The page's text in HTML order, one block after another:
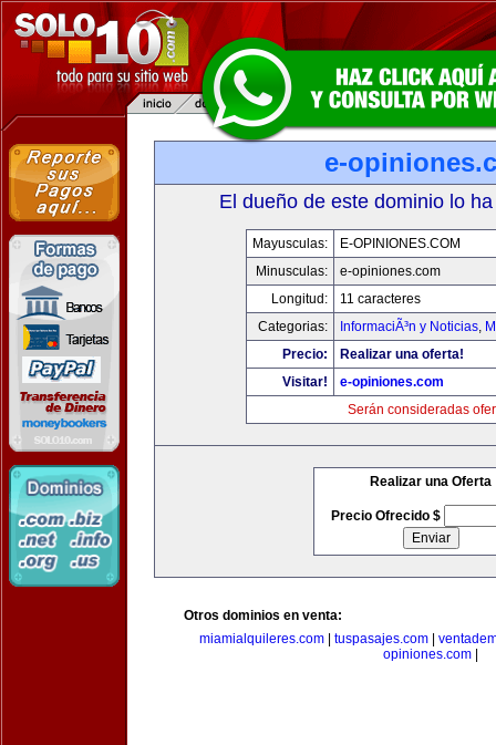
e-
El dueño de este dominio lo
Mayusculas:
E-OPINIONES.COM
Minusculas:
e-opiniones.com
Longitud:
11 caracteres
Categorias:
InformaciÃ³n y Noticias,
Precio:
Realizar una oferta!
Visitar!
e-opiniones.com
Serán consideradas
Realizar una Oferta
Precio Ofrecido $
Otros dominios en venta:
miamialquileres.com
tuspasajes.com
opiniones.com